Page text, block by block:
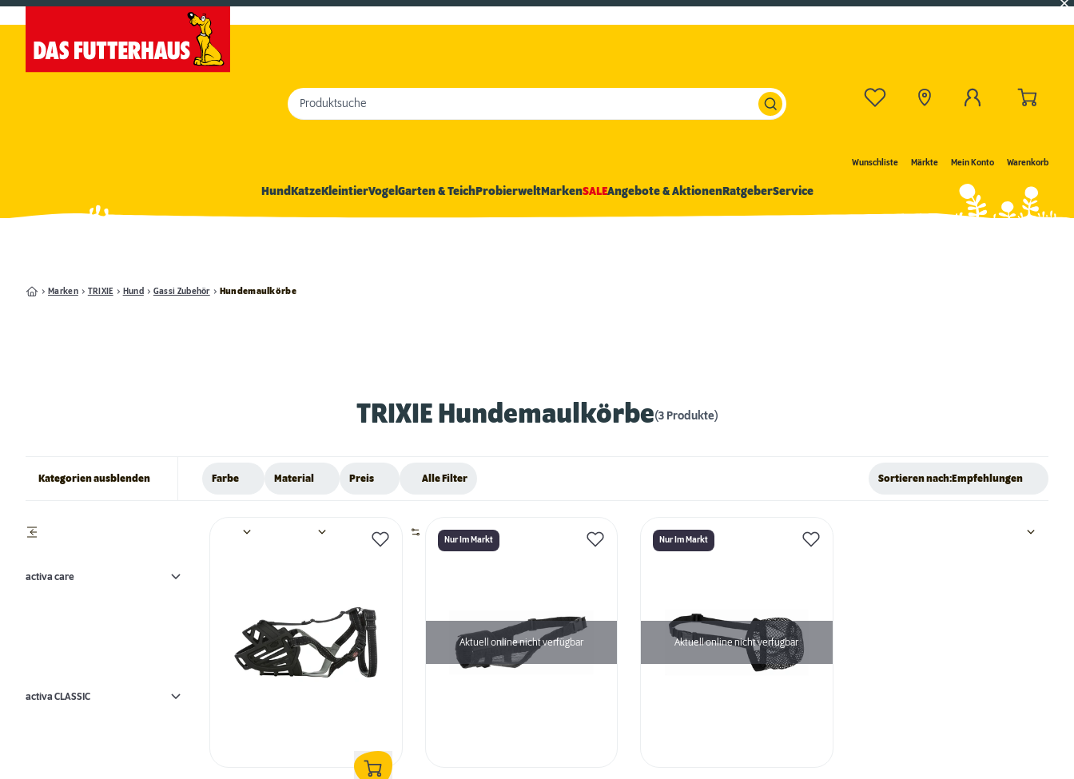
Wunschliste Märkte Mein Konto Warenkorb
Produktsuche
HundKatzeKleintierVogel Garten & TeichProbierweltMarkenSALEAngebote & AktionenRatgeberService
Marken TRIXIE Hund Gassi Zubehör Hundemaulkörbe
TRIXIE Hundemaulkörbe(3 Produkte)
Kategorien ausblenden Farbe Material Preis Alle Filter Sortieren nach: Empfehlungen
activa care
activa CLASSIC
Nur Im Markt
Aktuell online nicht verfügbar
Nur Im Markt
Aktuell online nicht verfügbar